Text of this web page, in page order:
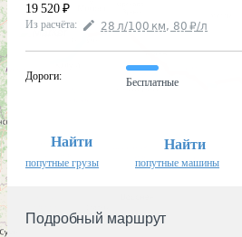
19 520 ₽
Из расчёта: 28 л/100 км, 80 ₽/л
Дороги:
Бесплатные
Найти
попутные грузы
Найти
попутные машины
Подробный маршрут